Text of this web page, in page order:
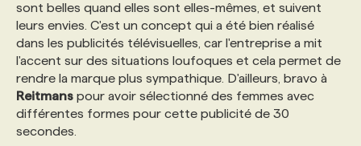
NOS AUTEUR‧RICES
POURQUOI CHOISIR NOS FORMATIONS
NOS TARIFS
PROGRAMMES DE SUBVENTIONS
ANNONCEZ AVEC NOUS
sont belles quand elles sont elles-mêmes, et suivent
leurs envies. C'est un concept qui a été bien réalisé
dans les publicités télévisuelles, car l'entreprise a mit
l'accent sur des situations loufoques et cela permet de
rendre la marque plus sympathique. D'ailleurs, bravo à
Reitmans pour avoir sélectionné des femmes avec
différentes formes pour cette publicité de 30
secondes.